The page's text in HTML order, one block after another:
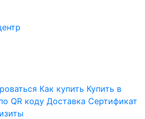
Как купить Купить в
QR коду Доставка Сертификат